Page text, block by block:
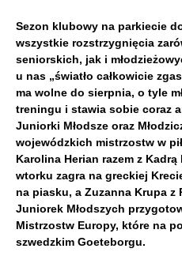
Sezon klubowy na parkiecie
wszystkie rozstrzygnięcia
seniorskich, jak i
u nas „światło całkowicie
ma wolne do sierpnia, o tyle
treningu i stawia sobie coraz
Juniorki Młodsze oraz
wojewódzkich mistrzostw w
Karolina Herian razem z
wtorku zagra na greckiej
na piasku, a Zuzanna Krupa z
Juniorek Młodszych
Mistrzostw Europy, które na
szwedzkim Goeteborgu.